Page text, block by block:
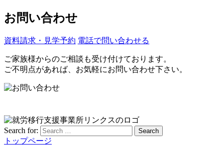
お問い合わせ
資料請求・見学予約 電話で問い合わせる
ご家族様からのご相談も受け付けております。
ご不明点があれば、お気軽にお問い合わせ下さい。
Search for: Search
トップページ